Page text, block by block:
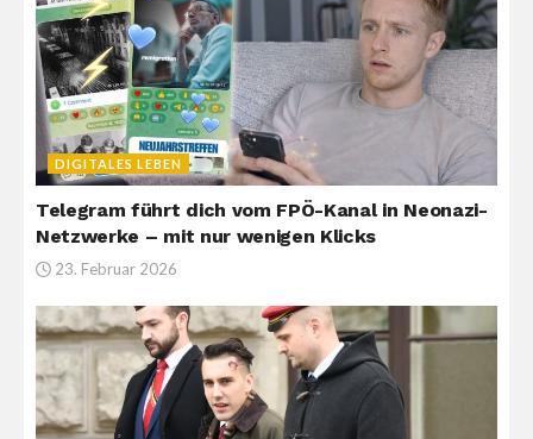
DIGITALES LEBEN
Telegram führt dich vom FPÖ-Kanal in Neonazi-
Netzwerke – mit nur wenigen Klicks
23. Februar 2026